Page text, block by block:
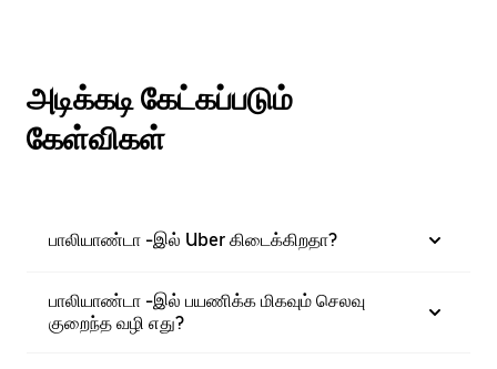
அடிக்கடி கேட்கப்படும்
கேள்விகள்
பாலியாண்டா -இல் Uber கிடைக்கிறதா?
பாலியாண்டா -இல் பயணிக்க மிகவும் செலவு
குறைந்த வழி எது?